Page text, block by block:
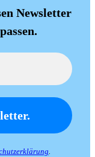
Newsletter
.